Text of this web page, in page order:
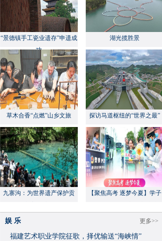
“景德镇手工瓷业遗存”申遗成
功
湖光揽胜景
草木合香“点燃”山乡文旅 探访马道枢纽的“世界之最”
九寨沟：为世界遗产保护贡
【聚焦高考 逐梦今夏】学子
更多>>
娱 乐
福建艺术职业学院征歌，择优输送“海峡情”